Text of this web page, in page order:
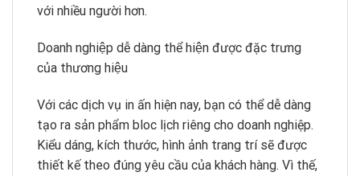
với nhiều người hơn.
Doanh nghiệp dễ dàng thể hiện được đặc trưng
của thương hiệu
Với các dịch vụ in ấn hiện nay, bạn có thể dễ dàng
tạo ra sản phẩm bloc lịch riêng cho doanh nghiệp.
Kiểu dáng, kích thước, hình ảnh trang trí sẽ được
thiết kế theo đúng yêu cầu của khách hàng. Vì thế,